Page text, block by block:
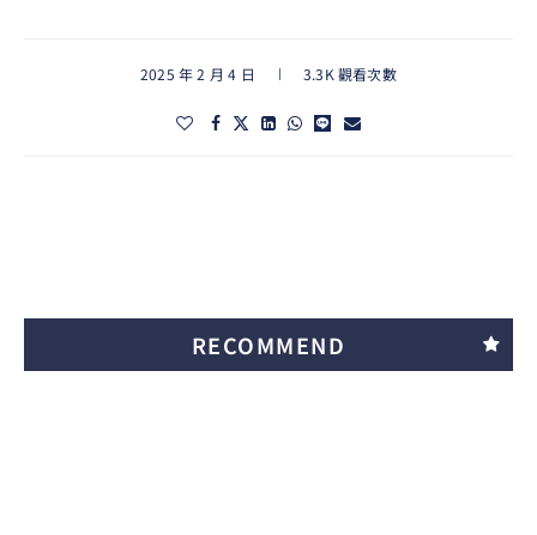
2025 年 2 月 4 日 3.3K 觀看次數
RECOMMEND